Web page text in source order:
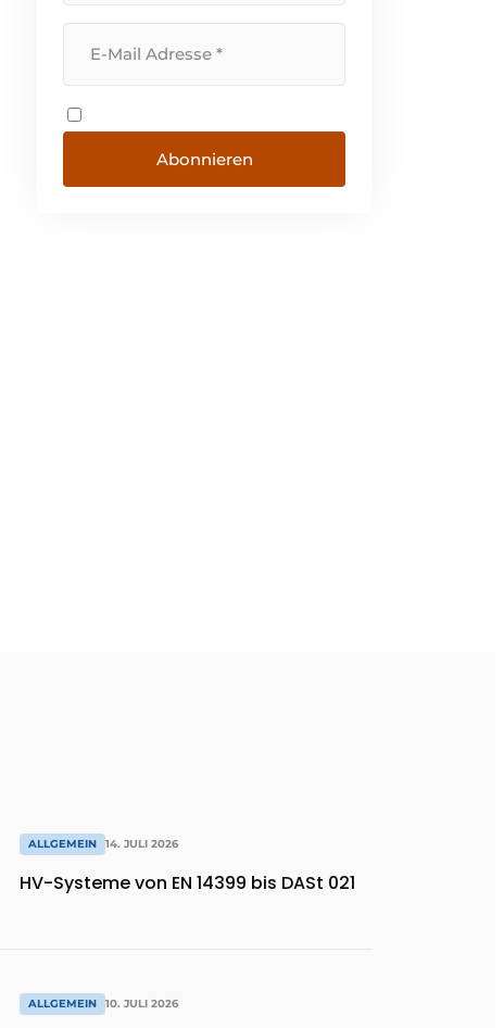
Abonnieren
ALLGEMEIN 14. JULI 2026
HV-Systeme von EN 14399 bis DASt 021
ALLGEMEIN 10. JULI 2026